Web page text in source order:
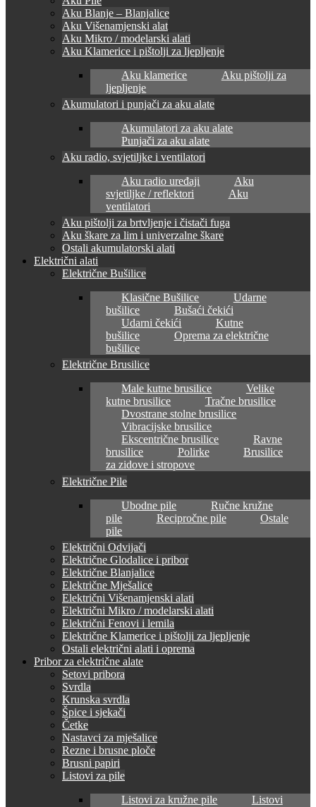
Aku Blanje – Blanjalice
Aku Višenamjenski alat
Aku Mikro / modelarski alati
Aku Klamerice i pištolji za ljepljenje
Aku klamerice
Aku pištolji za
ljepljenje
Akumulatori i punjači za aku alate
Akumulatori za aku alate
Punjači za aku alate
Aku radio, svjetiljke i ventilatori
Aku radio uređaji
Aku
svjetiljke / reflektori
Aku
ventilatori
Aku pištolji za brtvljenje i čistači fuga
Aku škare za lim i univerzalne škare
Ostali akumulatorski alati
Električni alati
Električne Bušilice
Klasične Bušilice
Udarne
bušilice
Bušaći čekići
Udarni čekići
Kutne
bušilice
Oprema za električne
bušilice
Električne Brusilice
Male kutne brusilice
Velike
kutne brusilice
Tračne brusilice
Dvostrane stolne brusilice
Vibracijske brusilice
Ekscentrične brusilice
Ravne
brusilice
Polirke
Brusilice
za zidove i stropove
Električne Pile
Ubodne pile
Ručne kružne
pile
Recipročne pile
Ostale
pile
Električni Odvijači
Električne Glodalice i pribor
Električne Blanjalice
Električne Mješalice
Električni Višenamjenski alati
Električni Mikro / modelarski alati
Električni Fenovi i lemila
Električne Klamerice i pištolji za ljepljenje
Ostali električni alati i oprema
Pribor za električne alate
Setovi pribora
Svrdla
Krunska svrdla
Špice i sjekači
Četke
Nastavci za mješalice
Rezne i brusne ploče
Brusni papiri
Listovi za pile
Listovi za kružne pile
Listovi